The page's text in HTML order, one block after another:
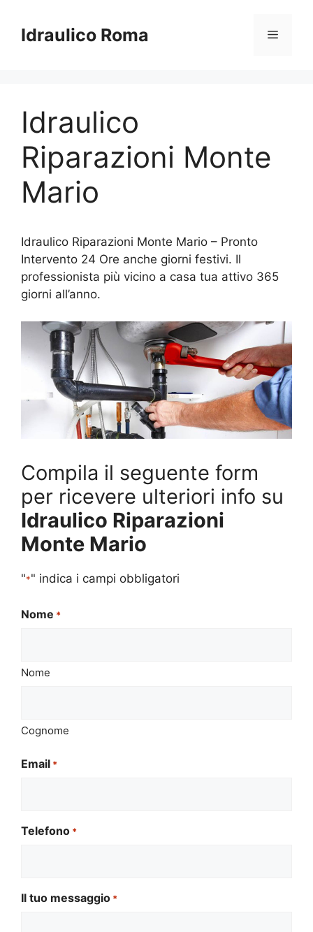
contenuto
Idraulico Roma Menu
Idraulico
Riparazioni Monte
Mario
Idraulico Riparazioni Monte Mario – Pronto
Intervento 24 Ore anche giorni festivi. Il
professionista più vicino a casa tua attivo 365
giorni all’anno.
Compila il seguente form
per ricevere ulteriori info su
Idraulico Riparazioni
Monte Mario
"*" indica i campi obbligatori
Nome *
Nome
Cognome
Email *
Telefono *
Il tuo messaggio *